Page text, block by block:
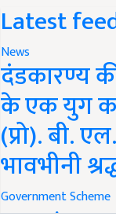
Latest
News
दंडकारण्य
के एक युग
(प्रो). बी.
भावभीनी
Government Scheme